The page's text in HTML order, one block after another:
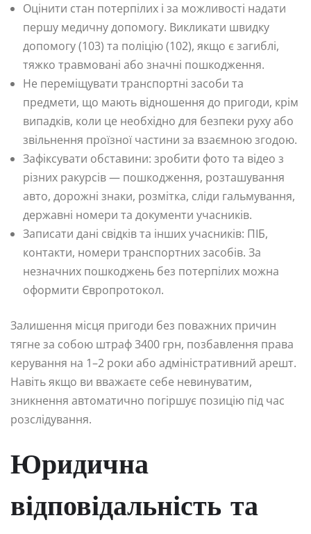
Оцінити стан потерпілих і за можливості надати
першу медичну допомогу. Викликати швидку
допомогу (103) та поліцію (102), якщо є загиблі,
тяжко травмовані або значні пошкодження.
Не переміщувати транспортні засоби та
предмети, що мають відношення до пригоди, крім
випадків, коли це необхідно для безпеки руху або
звільнення проїзної частини за взаємною згодою.
Зафіксувати обставини: зробити фото та відео з
різних ракурсів — пошкодження, розташування
авто, дорожні знаки, розмітка, сліди гальмування,
державні номери та документи учасників.
Записати дані свідків та інших учасників: ПІБ,
контакти, номери транспортних засобів. За
незначних пошкоджень без потерпілих можна
оформити Європротокол.
Залишення місця пригоди без поважних причин
тягне за собою штраф 3400 грн, позбавлення права
керування на 1–2 роки або адміністративний арешт.
Навіть якщо ви вважаєте себе невинуватим,
зникнення автоматично погіршує позицію під час
розслідування.
Юридична
відповідальність та